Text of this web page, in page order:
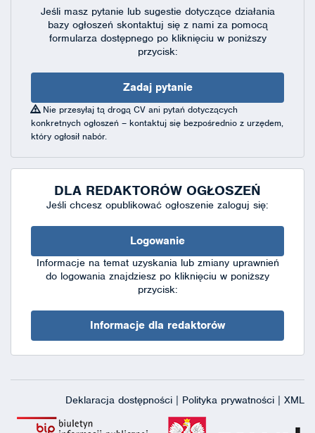
Jeśli masz pytanie lub sugestie dotyczące działania
bazy ogłoszeń skontaktuj się z nami za pomocą
formularza dostępnegopo kliknięciu w poniższy
przycisk:
Zadaj pytanie
Nie przesyłaj tą drogą CV ani pytań dotyczących
konkretnych ogłoszeń – kontaktuj się bezpośrednio z urzędem,
który ogłosił nabór.
DLA REDAKTORÓW OGŁOSZEŃ
Jeśli chcesz opublikować ogłoszenie zaloguj się:
Logowanie
Informacje na temat uzyskania lub zmiany uprawnień
do logowania znajdziesz po kliknięciu w poniższy
przycisk:
Informacje dla redaktorów
Deklaracja dostępności | Polityka prywatności | XML